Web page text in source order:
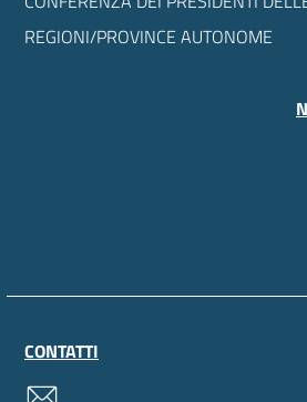
REGIONI/PROVINCE AUTONOME
CONTATTI